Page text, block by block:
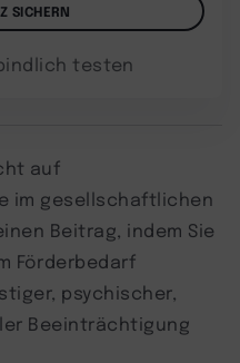
SICHERN
testen
auf
im gesellschaftlichen
Beitrag, indem Sie
Förderbedarf
psychischer,
Beeinträchtigung